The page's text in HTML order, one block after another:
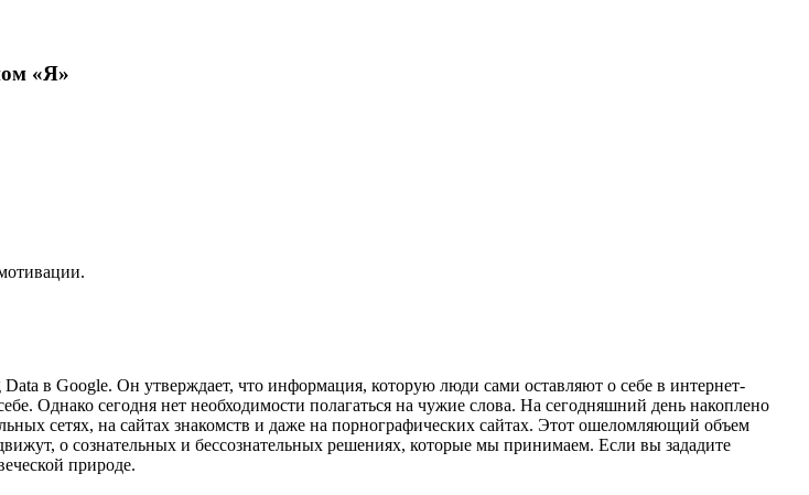
«Я»
в Google. Он утверждает, что информация, которую люди сами оставляют о себе в интернет-
Однако сегодня нет необходимости полагаться на чужие слова. На сегодняшний день накоплено
сетях, на сайтах знакомств и даже на порнографических сайтах. Этот ошеломляющий объем
о сознательных и бессознательных решениях, которые мы принимаем. Если вы зададите
природе.